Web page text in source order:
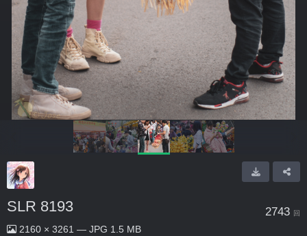
SLR 8193 2743 回
2160 × 3261 — JPG 1.5 MB